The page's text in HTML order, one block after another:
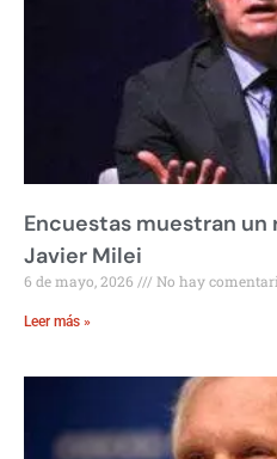
Encuestas muestran un
Javier Milei
6 de mayo, 2026 No hay
Leer más »